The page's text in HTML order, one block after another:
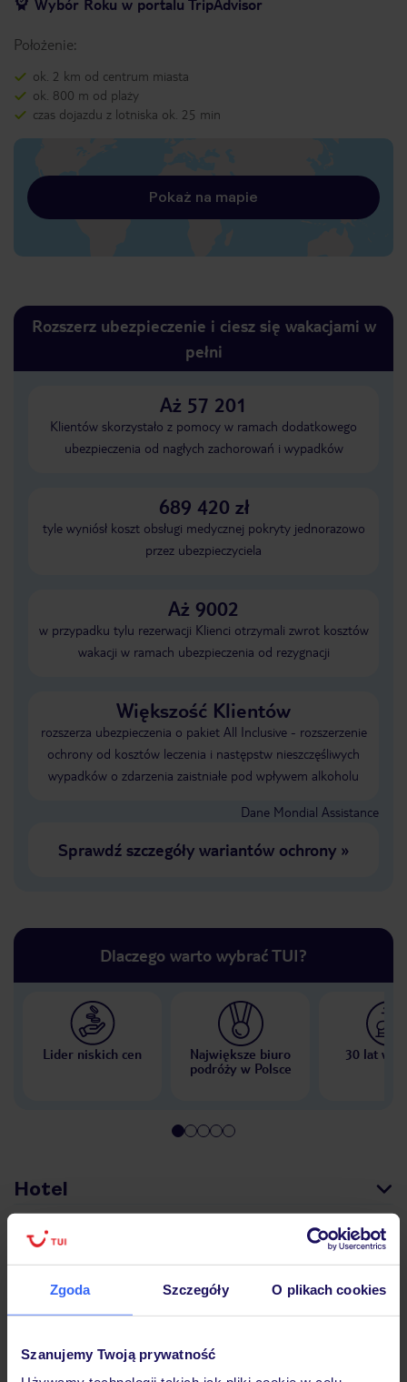
Zgoda Szczegóły O plikach cookies
Szanujemy Twoją prywatność
Wybór Roku w portalu TripAdvisor
Położenie:
ok. 2 km od centrum miasta
ok. 800 m od plaży
czas dojazdu z lotniska ok. 25 min
Pokaż na mapie
Rozszerz ubezpieczenie i ciesz się wakacjami w
pełni
Aż 57 201
Klientów skorzystało z pomocy w ramach dodatkowego
ubezpieczenia od nagłych zachorowań i wypadków
689 420 zł
tyle wyniósł koszt obsługi medycznej pokryty jednorazowo
przez ubezpieczyciela
Aż 9002
w przypadku tylu rezerwacji Klienci otrzymali zwrot kosztów
wakacji w ramach ubezpieczenia od rezygnacji
Większość Klientów
rozszerza ubezpieczenia o pakiet All Inclusive - rozszerzenie
ochrony od kosztów leczenia i następstw nieszczęśliwych
wypadków o zdarzenia zaistniałe pod wpływem alkoholu
Dane Mondial Assistance
Sprawdź szczegóły wariantów ochrony»
Dlaczego warto wybrać TUI?
Lider niskich cen
Największe biuro
podróży w Polsce
30 lat w
Hotel
Pokoje